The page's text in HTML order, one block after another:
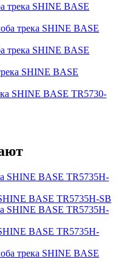
трека SHINE BASE
трека SHINE BASE
SHINE BASE TR5730-
BASE TR5735H-SB
BASE TR5735H-